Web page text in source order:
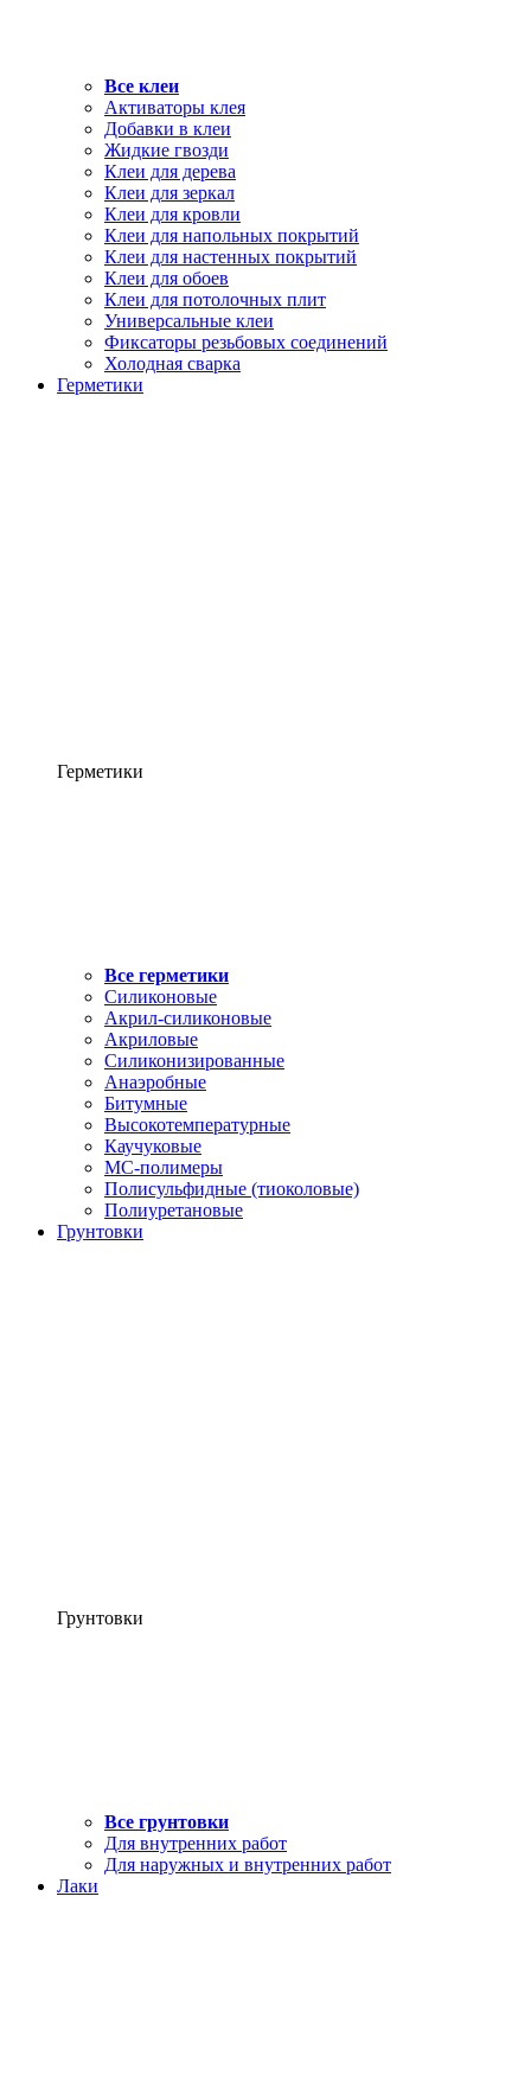
Все клеи
Активаторы клея
Добавки в клеи
Жидкие гвозди
Клеи для дерева
Клеи для зеркал
Клеи для кровли
Клеи для напольных покрытий
Клеи для настенных покрытий
Клеи для обоев
Клеи для потолочных плит
Универсальные клеи
Фиксаторы резьбовых соединений
Холодная сварка
Герметики
Герметики
Все герметики
Силиконовые
Акрил-силиконовые
Акриловые
Силиконизированные
Анаэробные
Битумные
Высокотемпературные
Каучуковые
МС-полимеры
Полисульфидные (тиоколовые)
Полиуретановые
Грунтовки
Грунтовки
Все грунтовки
Для внутренних работ
Для наружных и внутренних работ
Лаки